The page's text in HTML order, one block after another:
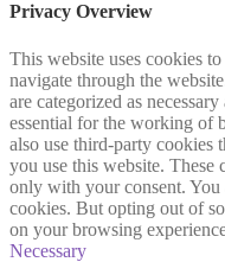
Privacy Overview
This website uses cookies
navigate through the
are categorized as
essential for the working of
also use third-party cookies
you use this website.
only with your consent. You
cookies. But opting out of
on your browsing
Necessary